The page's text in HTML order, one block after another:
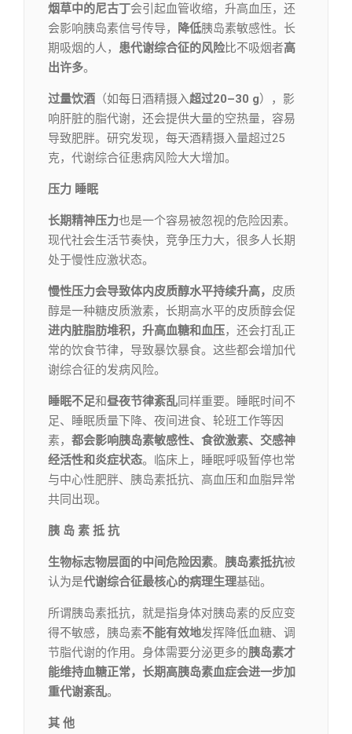
烟草中的尼古丁会引起血管收缩，升高血压，还
会影响胰岛素信号传导，
降低胰岛素敏感性。长
期吸烟的人， 患代谢综合征的风险比不吸烟者高
出许多。
过量饮酒 （如每日酒精摄入超过20–30 g），影
响肝脏的脂代谢，还会提供大量的空热量，容易
导致肥胖。研究发现，每天酒精摄入量超过25
克，代谢综合征患病风险大大增加。
压力 睡眠
长期精神压力也是一个容易被忽视的危险因素。
现代社会生活节奏快，竞争压力大，很多人长期
处于慢性应激状态。
慢性压力会导致体内皮质醇水平持续升高， 皮质
醇是一种糖皮质激素，长期高水平的皮质醇会促
进内脏脂肪堆积，升高血糖和血压，还会打乱正
常的饮食节律，导致暴饮暴食。这些都会增加代
谢综合征的发病风险。
睡眠不足和昼夜节律紊乱同样重要。睡眠时间不
足、睡眠质量下降、夜间进食、轮班工作等因
素， 都会影响胰岛素敏感性、食欲激素、交感神
经活性和炎症状态。临床上，睡眠呼吸暂停也常
与中心性肥胖、胰岛素抵抗、高血压和血脂异常
共同出现。
胰 岛 素 抵 抗
生物标志物层面的中间危险因素。 胰岛素抵抗被
认为是代谢综合征最核心的病理生理基础。
所谓胰岛素抵抗，就是指身体对胰岛素的反应变
得不敏感，胰岛素不能有效地发挥降低血糖、调
节脂代谢的作用。身体需要分泌更多的胰岛素才
能维持血糖正常，长期高胰岛素血症会进一步加
重代谢紊乱。
其 他